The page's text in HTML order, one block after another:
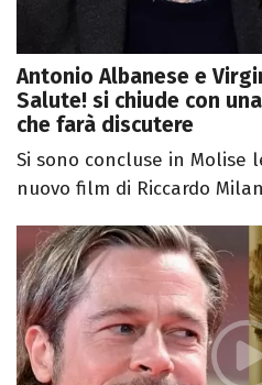
Antonio Albanese e
Salute! si chiude con
che farà discutere
Si sono concluse in Molise
nuovo film di Riccardo